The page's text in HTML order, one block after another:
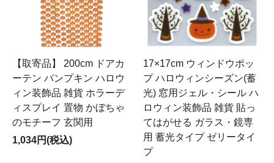
【取寄品】 200cm ドアカ
ーテン パンプキン ハロウ
ィン装飾品 雑貨 ホラーデ
ィスプレイ 置物 かぼちゃ
のモチーフ 玄関用
1,034円(税込)
17×17cm ウィンドウポッ
プ ハロウィンシーズン(蓄
光) 窓用ジェル・シール ハ
ロウィン装飾品 雑貨 貼っ
てはがせる ガラス・鏡専
用 蓄光タイプ ゼリータイ
プ